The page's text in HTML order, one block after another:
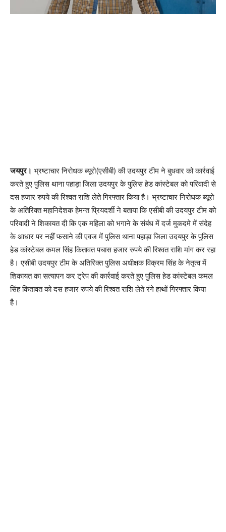
जयपुर। भ्रष्टाचार निरोधक ब्यूरो(एसीबी) की उदयपुर टीम ने बुधवार को कार्रवाई
करते हुए पुलिस थाना पहाड़ा जिला उदयपुर के पुलिस हेड कांस्टेबल को परिवादी से
दस हजार रुपये की रिश्वत राशि लेते गिरफ्तार किया है। भ्रष्टाचार निरोधक ब्यूरो
के अतिरिक्त महानिदेशक हेमन्त प्रियदर्शी ने बताया कि एसीबी की उदयपुर टीम को
परिवादी ने शिकायत दी कि एक महिला को भगाने के संबंध में दर्ज मुकदमे में संदेह
के आधार पर नहीं फसाने की एवज में पुलिस थाना पहाड़ा जिला उदयपुर के पुलिस
हेड कांस्टेबल कमल सिंह कितावत पचास हजार रुपये की रिश्वत राशि मांग कर रहा
है। एसीबी उदयपुर टीम के अतिरिक्त पुलिस अधीक्षक विक्रम सिंह के नेतृत्व में
शिकायत का सत्यापन कर ट्रेप की कार्रवाई करते हुए पुलिस हेड कांस्टेबल कमल
सिंह कितावत को दस हजार रुपये की रिश्वत राशि लेते रंगे हाथों गिरफ्तार किया
है।